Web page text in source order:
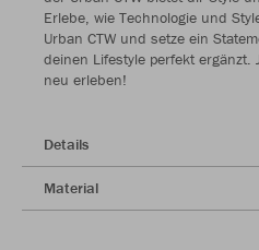
Erlebe, wie Technologie und
Urban CTW und setze ein
deinen Lifestyle perfekt ergänzt.
neu erleben!
Details
Material